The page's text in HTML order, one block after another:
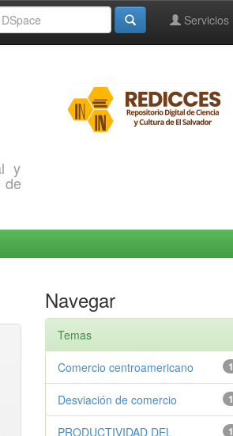
Servicios
y
de
Navegar
Temas
1
Comercio centroamericano
1
Desviación de comercio
1
PRODUCTIVIDAD DEL